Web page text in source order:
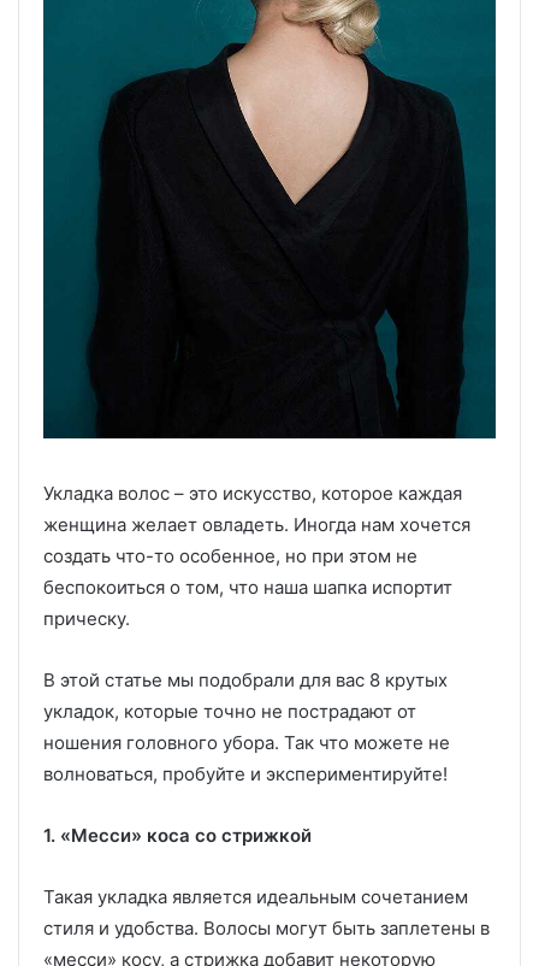
Укладка волос – это искусство, которое каждая
женщина желает овладеть. Иногда нам хочется
создать что-то особенное, но при этом не
беспокоиться о том, что наша шапка испортит
прическу.
В этой статье мы подобрали для вас 8 крутых
укладок, которые точно не пострадают от
ношения головного убора. Так что можете не
волноваться, пробуйте и экспериментируйте!
1. «Месси» коса со стрижкой
Такая укладка является идеальным сочетанием
стиля и удобства. Волосы могут быть заплетены в
«месси» косу, а стрижка добавит некоторую